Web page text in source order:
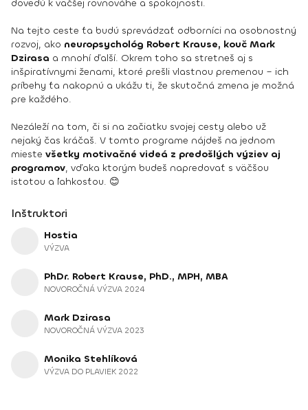
dovedú k väčšej rovnováhe a spokojnosti.
Na tejto ceste ťa budú sprevádzať odborníci na osobnostný
rozvoj, ako neuropsychológ Robert Krause, kouč Mark
Dzirasa a mnohí ďalší. Okrem toho sa stretneš aj s
inšpiratívnymi ženami, ktoré prešli vlastnou premenou – ich
príbehy ťa nakopnú a ukážu ti, že skutočná zmena je možná
pre každého.
Nezáleží na tom, či si na začiatku svojej cesty alebo už
nejaký čas kráčaš. V tomto programe nájdeš na jednom
mieste všetky motivačné videá z predošlých výziev aj
programov, vďaka ktorým budeš napredovať s väčšou
istotou a ľahkosťou. 😊
Inštruktori
Hostia
VÝZVA
PhDr. Robert Krause, PhD., MPH, MBA
NOVOROČNÁ VÝZVA 2024
Mark Dzirasa
NOVOROČNÁ VÝZVA 2023
Monika Stehlíková
VÝZVA DO PLAVIEK 2022